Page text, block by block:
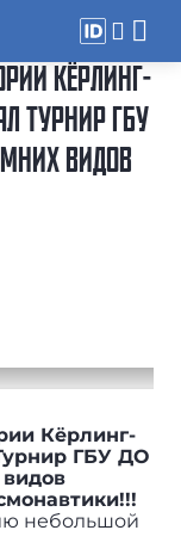
КЁРЛИНГ-
ТУРНИР ГБУ
ВИДОВ
Кёрлинг-
ГБУ ДО
небольшой